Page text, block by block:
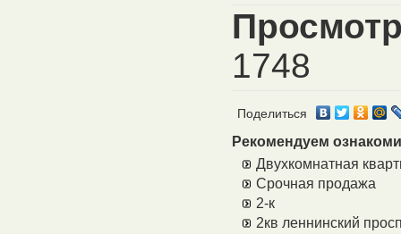
1748
Поделиться
Рекомендуем
Двухкомнатная
Срочная продажа
2-к
2кв леннинский